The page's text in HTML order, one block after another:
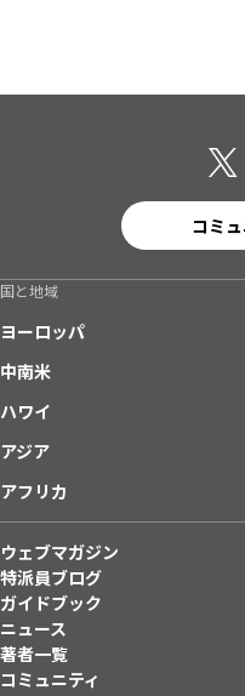
コミ
国と地域
ヨーロッパ
中南米
ハワイ
アジア
アフリカ
ウェブマガジン
特派員ブログ
ガイドブック
ニュース
著者一覧
コミュニティ